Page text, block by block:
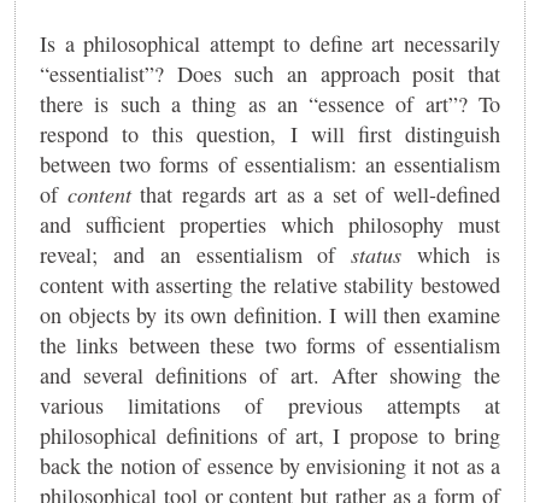
Is a philosophical attempt to define art necessarily
“essentialist”? Does such an approach posit that
there is such a thing as an “essence of art”? To
respond to this question, I will first distinguish
between two forms of essentialism: an essentialism
of contentthat regards art as a set of well-defined
and sufficient properties which philosophy must
reveal; and an essentialism ofstatus which is
content with asserting the relative stability bestowed
on objects by its own definition. I will then examine
the links between these two forms of essentialism
and several definitions of art. After showing the
various limitations of previous attempts at
philosophical definitions of art, I propose to bring
back the notion of essence by envisioning it not as a
philosophical tool or content but rather as a form of